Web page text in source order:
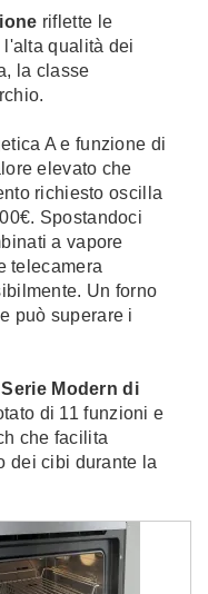
riflette le
qualità dei
la classe
A e funzione di
elevato che
richiesto oscilla
Spostandoci
a vapore
telecamera
Un forno
può superare i
Serie Modern di
di 11 funzioni e
che facilita
dei cibi durante la